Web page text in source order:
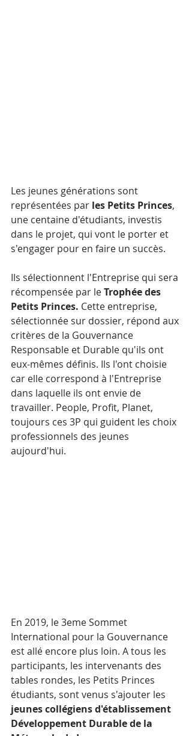
Les jeunes générations sont
représentées par les Petits Princes,
une centaine d'étudiants, investis
dans le projet, qui vont le porter et
s'engager pour en faire un succès.
Ils sélectionnent l'Entreprise qui sera
récompensée par le Trophée des
Petits Princes. Cette entreprise,
sélectionnée sur dossier, répond aux
critères de la Gouvernance
Responsable et Durable qu'ils ont
eux-mêmes définis. Ils l'ont choisie
car elle correspond à l'Entreprise
dans laquelle ils ont envie de
travailler. People, Profit, Planet,
toujours ces 3P qui guident les choix
professionnels des jeunes
aujourd'hui.
En 2019, le 3eme Sommet
International pour la Gouvernance
est allé encore plus loin. A tous les
participants, les intervenants des
tables rondes, les Petits Princes
étudiants, sont venus s'ajouter les
jeunes collégiens d'établissement
Développement Durable de la